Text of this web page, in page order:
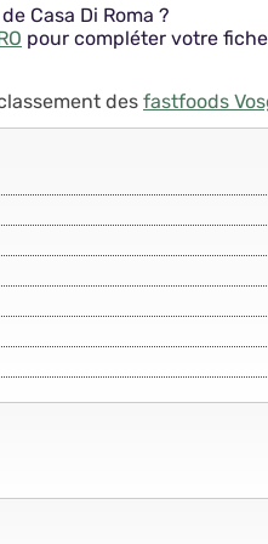
Casa Di Roma ?
pour compléter votre
des fastfoods